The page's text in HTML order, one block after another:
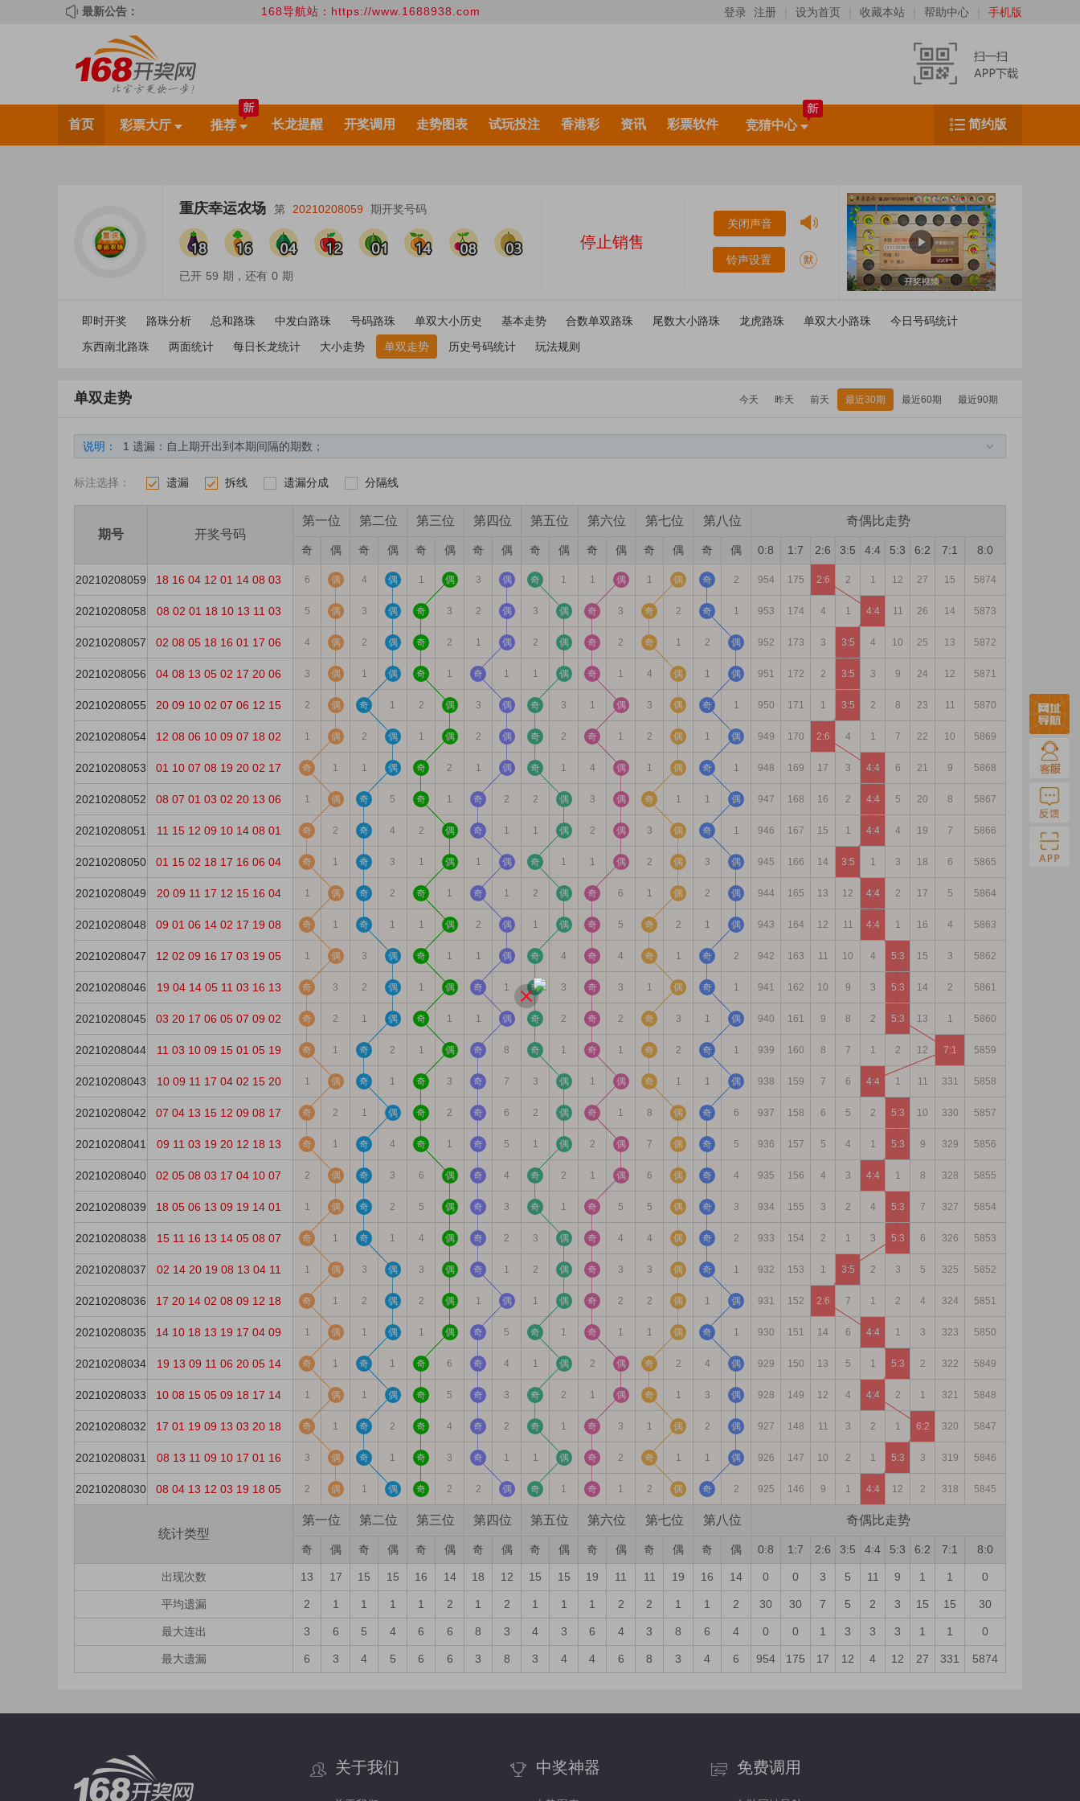
登录 注册 设为首页 收藏本站 帮助中心 手机版
最新公告： 168导航站：https://www.1688938.com
扫一扫，下载移动客户端
首页 彩票大厅 推荐 长龙提醒 开奖调用 走势图表 试玩投注 香港彩 资讯 彩票软件 竞猜中心 简约版
重庆幸运农场 第 20210208059 期开奖号码
已开 59 期，还有 0 期
停止销售
关闭声音
铃声设置
即时开奖 路珠分析 总和路珠 中发白路珠 号码路珠 单双大小历史 基本走势 合数单双路珠 尾数大小路珠 龙虎路珠 单双大小路珠
今日号码统计
东西南北路珠
两面统计 每日长龙统计 大小走势 单双走势 历史号码统计 玩法规则
单双走势 今天 昨天 前天 最近30期 最近60期 最近90期
说明：
1 遗漏：自上期开出到本期间隔的期数；
3 分隔线：每五期使用分隔线，使横向导航更加清晰;
4 出现次数：统计周期内，某个号码的累计出现次数<；
5 平均遗漏：统计期数内遗漏的平均值（计算公式：平均遗漏＝统计期内的总遗漏数/(出现次数+1)）。
6 最大遗漏：是指统计周期内所有遗漏值的最大值;
7 最大连出：是指统计周期内所有连出值的最大值。
标注选择：
遗漏
拆线
遗漏分成
分隔线
期号 开奖号码
第一位 第二位 第三位 第四位 第五位 第六位 第七位 第八位 奇偶比走势
奇 偶 奇 偶 奇 偶 奇 偶 奇 偶 奇 偶 奇 偶 奇 偶 0:8 1:7 2:6 3:5 4:4 5:3 6:2 7:1 8:0
20210208059 18 16 04 12 01 14 08 03 6 偶 4 偶 1 偶 3 偶 奇 1 1 偶 1 偶 奇 2 954 175 2:6 2 1 12 27 15 5874
20210208058 08 02 01 18 10 13 11 03 5 偶 3 偶 奇 3 2 偶 3 偶 奇 3 奇 2 奇 1 953 174 4 1 4:4 11 26 14 5873
20210208057 02 08 05 18 16 01 17 06 4 偶 2 偶 奇 2 1 偶 2 偶 奇 2 奇 1 2 偶 952 173 3 3:5 4 10 25 13 5872
20210208056 04 08 13 05 02 17 20 06 3 偶 1 偶 奇 1 奇 1 1 偶 奇 1 4 偶 1 偶 951 172 2 3:5 3 9 24 12 5871
20210208055 20 09 10 02 07 06 12 15 2 偶 奇 1 2 偶 3 偶 奇 3 1 偶 3 偶 奇 1 950 171 1 3:5 2 8 23 11 5870
20210208054 12 08 06 10 09 07 18 02 1 偶 2 偶 1 偶 2 偶 奇 2 奇 1 2 偶 1 偶 949 170 2:6 4 1 7 22 10 5869
20210208053 01 10 07 08 19 20 02 17 奇 1 1 偶 奇 2 1 偶 奇 1 4 偶 1 偶 奇 1 948 169 17 3 4:4 6 21 9 5868
20210208052 08 07 01 03 02 20 13 06 1 偶 奇 5 奇 1 奇 2 2 偶 3 偶 奇 1 1 偶 947 168 16 2 4:4 5 20 8 5867
20210208051 11 15 12 09 10 14 08 01 奇 2 奇 4 2 偶 奇 1 1 偶 2 偶 3 偶 奇 1 946 167 15 1 4:4 4 19 7 5866
20210208050 01 15 02 18 17 16 06 04 奇 1 奇 3 1 偶 1 偶 奇 1 1 偶 2 偶 3 偶 945 166 14 3:5 1 3 18 6 5865
20210208049 20 09 11 17 12 15 16 04 1 偶 奇 2 奇 1 奇 1 2 偶 奇 6 1 偶 2 偶 944 165 13 12 4:4 2 17 5 5864
20210208048 09 01 06 14 02 17 19 08 奇 1 奇 1 1 偶 2 偶 1 偶 奇 5 奇 2 1 偶 943 164 12 11 4:4 1 16 4 5863
20210208047 12 02 09 16 17 03 19 05 1 偶 3 偶 奇 1 1 偶 奇 4 奇 4 奇 1 奇 2 942 163 11 10 4 5:3 15 3 5862
20210208046 19 04 14 05 11 03 16 13 奇 3 2 偶 1 偶 奇 1 奇 3 奇 3 1 偶 奇 1 941 162 10 9 3 5:3 14 2 5861
20210208045 03 20 17 06 05 07 09 02 奇 2 1 偶 奇 1 1 偶 奇 2 奇 2 奇 3 1 偶 940 161 9 8 2 5:3 13 1 5860
20210208044 11 03 10 09 15 01 05 19 奇 1 奇 2 1 偶 奇 8 奇 1 奇 1 奇 2 奇 1 939 160 8 7 1 2 12 7:1 5859
20210208043 10 09 11 17 04 02 15 20 1 偶 奇 1 奇 3 奇 7 3 偶 1 偶 奇 1 1 偶 938 159 7 6 4:4 1 11 331 5858
20210208042 07 04 13 15 12 09 08 17 奇 2 1 偶 奇 2 奇 6 2 偶 奇 1 8 偶 奇 6 937 158 6 5 2 5:3 10 330 5857
20210208041 09 11 03 19 20 12 18 13 奇 1 奇 4 奇 1 奇 5 1 偶 2 偶 7 偶 奇 5 936 157 5 4 1 5:3 9 329 5856
20210208040 02 05 08 03 17 04 10 07 2 偶 奇 3 6 偶 奇 4 奇 2 1 偶 6 偶 奇 4 935 156 4 3 4:4 1 8 328 5855
20210208039 18 05 06 13 09 19 14 01 1 偶 奇 2 5 偶 奇 3 奇 1 奇 5 5 偶 奇 3 934 155 3 2 4 5:3 7 327 5854
20210208038 15 11 16 13 14 05 08 07 奇 1 奇 1 4 偶 奇 2 3 偶 奇 4 4 偶 奇 2 933 154 2 1 3 5:3 6 326 5853
20210208037 02 14 20 19 08 13 04 11 1 偶 3 偶 3 偶 奇 1 2 偶 奇 3 3 偶 奇 1 932 153 1 3:5 2 3 5 325 5852
20210208036 17 20 14 02 08 09 12 18 奇 1 2 偶 2 偶 1 偶 1 偶 奇 2 2 偶 1 偶 931 152 2:6 7 1 2 4 324 5851
20210208035 14 10 18 13 19 17 04 09 1 偶 1 偶 1 偶 奇 5 奇 1 奇 1 1 偶 奇 1 930 151 14 6 4:4 1 3 323 5850
20210208034 19 13 09 11 06 20 05 14 奇 1 奇 1 奇 6 奇 4 1 偶 2 偶 奇 2 4 偶 929 150 13 5 1 5:3 2 322 5849
20210208033 10 08 15 05 09 18 17 14 1 偶 1 偶 奇 5 奇 3 奇 2 1 偶 奇 1 3 偶 928 149 12 4 4:4 2 1 321 5848
20210208032 17 01 19 09 13 03 20 18 奇 1 奇 2 奇 4 奇 2 奇 1 奇 3 1 偶 2 偶 927 148 11 3 2 1 6:2 320 5847
20210208031 08 13 11 09 10 17 01 16 3 偶 奇 1 奇 3 奇 1 1 偶 奇 2 奇 1 1 偶 926 147 10 2 1 5:3 3 319 5846
20210208030 08 04 13 12 03 19 18 05 2 偶 1 偶 奇 2 2 偶 奇 1 奇 1 2 偶 奇 2 925 146 9 1 4:4 12 2 318 5845
统计类型
第一位 第二位 第三位 第四位 第五位 第六位 第七位 第八位 奇偶比走势
奇 偶 奇 偶 奇 偶 奇 偶 奇 偶 奇 偶 奇 偶 奇 偶 0:8 1:7 2:6 3:5 4:4 5:3 6:2 7:1 8:0
出现次数 13 17 15 15 16 14 18 12 15 15 19 11 11 19 16 14 0 0 3 5 11 9 1 1 0
平均遗漏 2 1 1 1 1 2 1 2 1 1 1 2 2 1 1 2 30 30 7 5 2 3 15 15 30
最大连出 3 6 5 4 6 6 8 3 4 3 6 4 3 8 6 4 0 0 1 3 3 3 1 1 0
最大遗漏 6 3 4 5 6 6 3 8 3 4 4 6 8 3 4 6 954 175 17 12 4 12 27 331 5874
关于我们 中奖神器 免费调用